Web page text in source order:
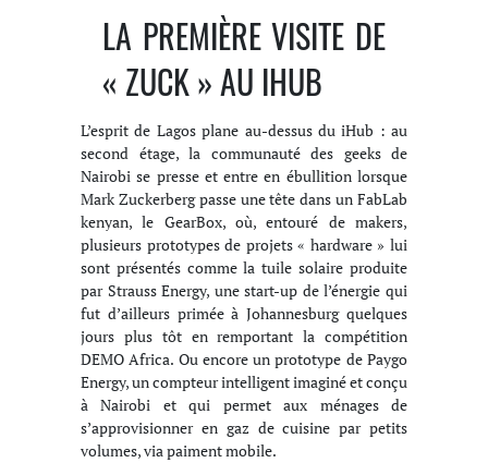
LA PREMIÈRE VISITE DE
« ZUCK » AU IHUB
L’esprit de Lagos plane au-dessus du iHub : au
second étage, la communauté des geeks de
Nairobi se presse et entre en ébullition lorsque
Mark Zuckerberg passe une tête dans un FabLab
kenyan, le GearBox, où, entouré de makers,
plusieurs prototypes de projets « hardware » lui
sont présentés comme la tuile solaire produite
par Strauss Energy, une start-up de l’énergie qui
fut d’ailleurs primée à Johannesburg quelques
jours plus tôt en remportant la compétition
DEMO Africa. Ou encore un prototype de Paygo
Energy, un compteur intelligent imaginé et conçu
à Nairobi et qui permet aux ménages de
s’approvisionner en gaz de cuisine par petits
volumes, via paiment mobile.